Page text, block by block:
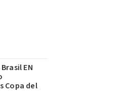
EN
Copa del